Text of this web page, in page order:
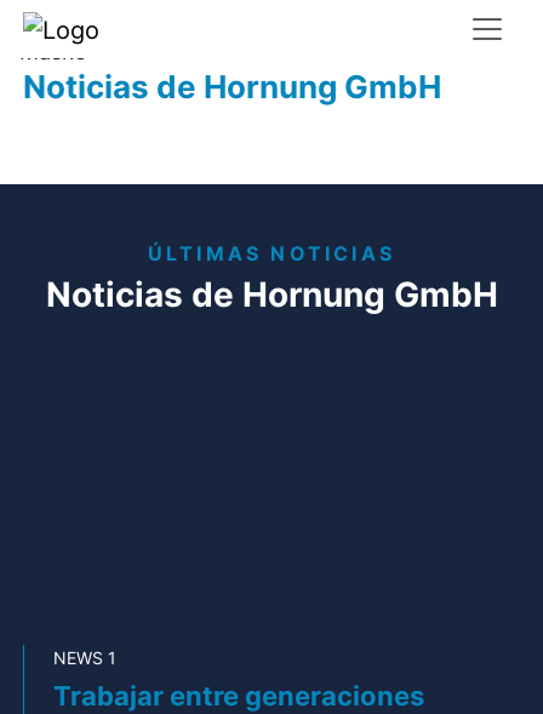
Últimas noticias
Noticias de Hornung GmbH
ÚLTIMAS NOTICIAS
Noticias de Hornung GmbH
NEWS 1
Trabajar entre generaciones